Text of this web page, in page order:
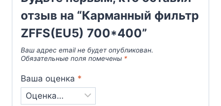
отзыв на “Карманный фильтр
ZFFS(EU5) 700*400”
Ваш адрес email не будет опубликован.
Обязательные поля помечены *
Ваша оценка *